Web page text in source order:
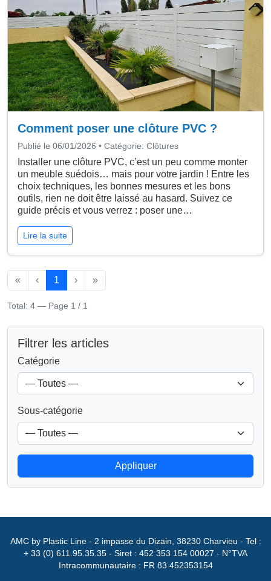
Comment poser une clôture PVC ?
Publié le 06/01/2026 • Catégorie: Clôtures
Installer une clôture PVC, c’est un peu comme monter
un meuble suédois… mais pour votre jardin ! Entre les
choix techniques, les bonnes mesures et les bons
outils, rien ne doit être laissé au hasard. Suivez ce
guide précis et vous verrez : poser une…
Lire la suite
« ‹ 1 › »
Total: 4 — Page 1 / 1
Filtrer les articles
Catégorie
Sous-catégorie
Appliquer
AMC by Plastic Line - 2 impasse du Dizain, 38230 Charvieu - Tel :
+ 33 (0) 611.95.35.35 - Siret : 452 353 154 00027 - N°TVA
Intracommunautaire : FR 83 452353154